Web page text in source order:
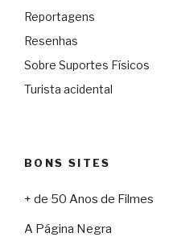
Reportagens
Resenhas
Sobre Suportes Físicos
Turista acidental
BONS SITES
+ de 50 Anos de Filmes
A Página Negra